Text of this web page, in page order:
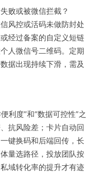
败或被微信拦截？
风控或活码未做防封处
经过备案的自定义短链
人微信号二维码。定期
据出现持续下滑，需及
利度”和“数据可控性”之
抗风险差；卡片自动回
键换码和后端回传，长
量选路径，投放团队按
域转化率的提升才有迹